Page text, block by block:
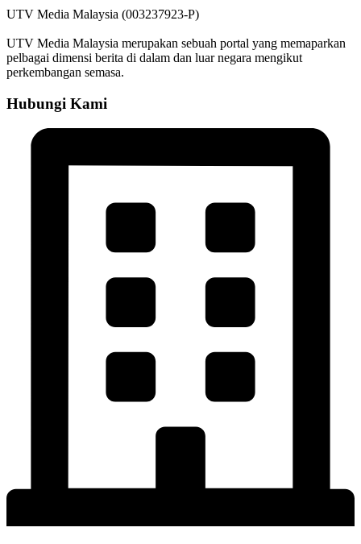
UTV Media Malaysia (003237923-P)
UTV Media Malaysia merupakan sebuah portal yang memaparkan
pelbagai dimensi berita di dalam dan luar negara mengikut
perkembangan semasa.
Hubungi Kami